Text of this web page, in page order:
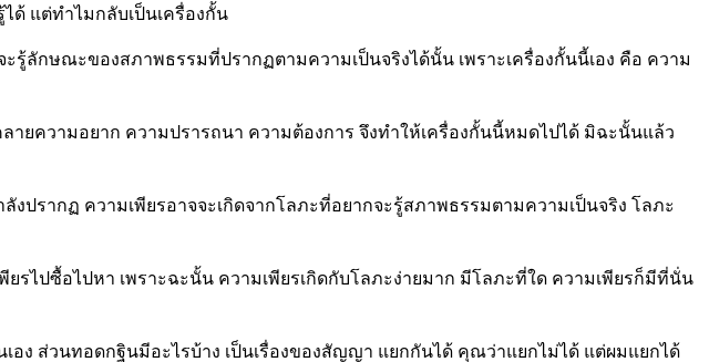
ด้ แต่ทำไมกลับเป็นเครื่องกั้น
รู้ลักษณะของสภาพธรรมที่ปรากฏตามความเป็นจริงได้นั้น เพราะเครื่องกั้นนี้เอง คือ ความ
ยความอยาก ความปรารถนา ความต้องการ จึงทำให้เครื่องกั้นนี้หมดไปได้ มิฉะนั้นแล้ว
ปรากฏ ความเพียรอาจจะเกิดจากโลภะที่อยากจะรู้สภาพธรรมตามความเป็นจริง โลภะ
ยรไปซื้อไปหา เพราะฉะนั้น ความเพียรเกิดกับโลภะง่ายมาก มีโลภะที่ใด ความเพียรก็มีที่นั่น
ง ส่วนทอดกฐินมีอะไรบ้าง เป็นเรื่องของสัญญา แยกกันได้ คุณว่าแยกไม่ได้ แต่ผมแยกได้